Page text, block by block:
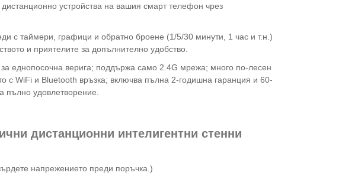
устройства на вашия смарт телефон чрез
с таймери, графици и обратно броене (1/5/30 минути, 1 час и т.н.)
и приятелите за допълнително удобство.
еднопосочна верига; поддържа само 2.4G мрежа; много по-лесен
с WiFi и Bluetooth връзка; включва пълна 2-годишна гаранция и 60-
пълно удовлетворение.
дистанционни интелигентни стенни
напрежението преди поръчка.)